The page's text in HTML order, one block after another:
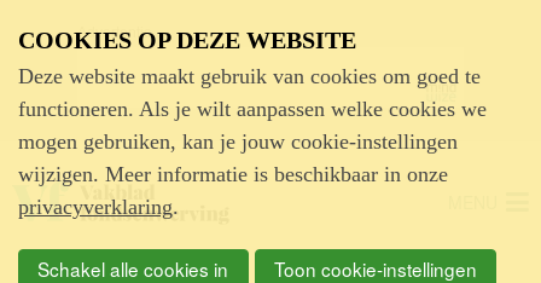
Advertentie
COOKIES OP DEZE WEBSITE
Deze website maakt gebruik van cookies om goed te
functioneren. Als je wilt aanpassen welke cookies we
mogen gebruiken, kan je jouw cookie-instellingen
wijzigen. Meer informatie is beschikbaar in onze
privacyverklaring.
Schakel alle cookies in
Toon cookie-instellingen